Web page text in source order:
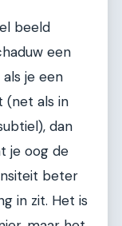
beeld
een
je een
(net als in
dan
je oog de
beter
in zit. Het is